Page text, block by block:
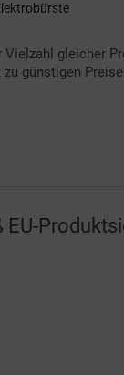
gleicher
günstigen